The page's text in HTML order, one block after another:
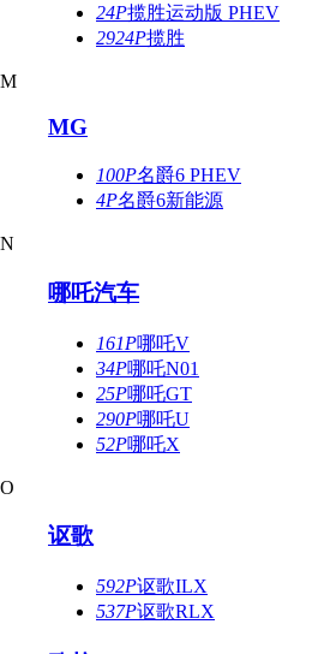
24P揽胜运动版 PHEV
2924P揽胜
M
MG
100P名爵6 PHEV
4P名爵6新能源
N
哪吒汽车
161P哪吒V
34P哪吒N01
25P哪吒GT
290P哪吒U
52P哪吒X
O
讴歌
592P讴歌ILX
537P讴歌RLX